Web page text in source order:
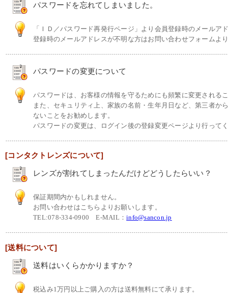
パスワードを忘れてしまいました。
「ＩＤ／パスワード再発行ページ」より会員登録時のメールア
登録時のメールアドレスが不明な方はお問い合わせフォームよ
パスワードの変更について
パスワードは、お客様の情報を守るためにも頻繁に変更される
また、セキュリティ上、家族の名前・生年月日など、第三者か
ないことをお勧めします。
パスワードの変更は、ログイン後の登録変更ページより行って
[コンタクトレンズについて]
レンズが割れてしまったんだけどどうしたらいい？
保証期間内かもしれません。
お問い合わせはこちらよりお願いします。
TEL:078-334-0900 E-MAIL：info@sancon.jp
[送料について]
送料はいくらかかりますか？
税込み1万円以上ご購入の方は送料無料にて承ります。